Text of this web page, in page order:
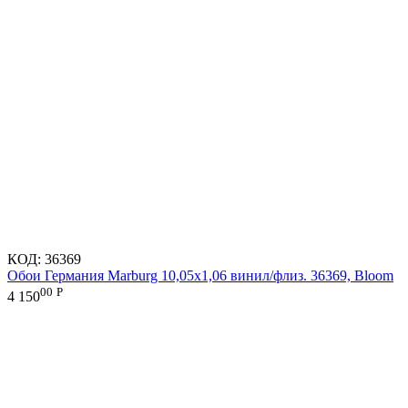
КОД: 36369
Обои Германия Marburg 10,05x1,06 винил/флиз. 36369, Bloom
4 15000 Р